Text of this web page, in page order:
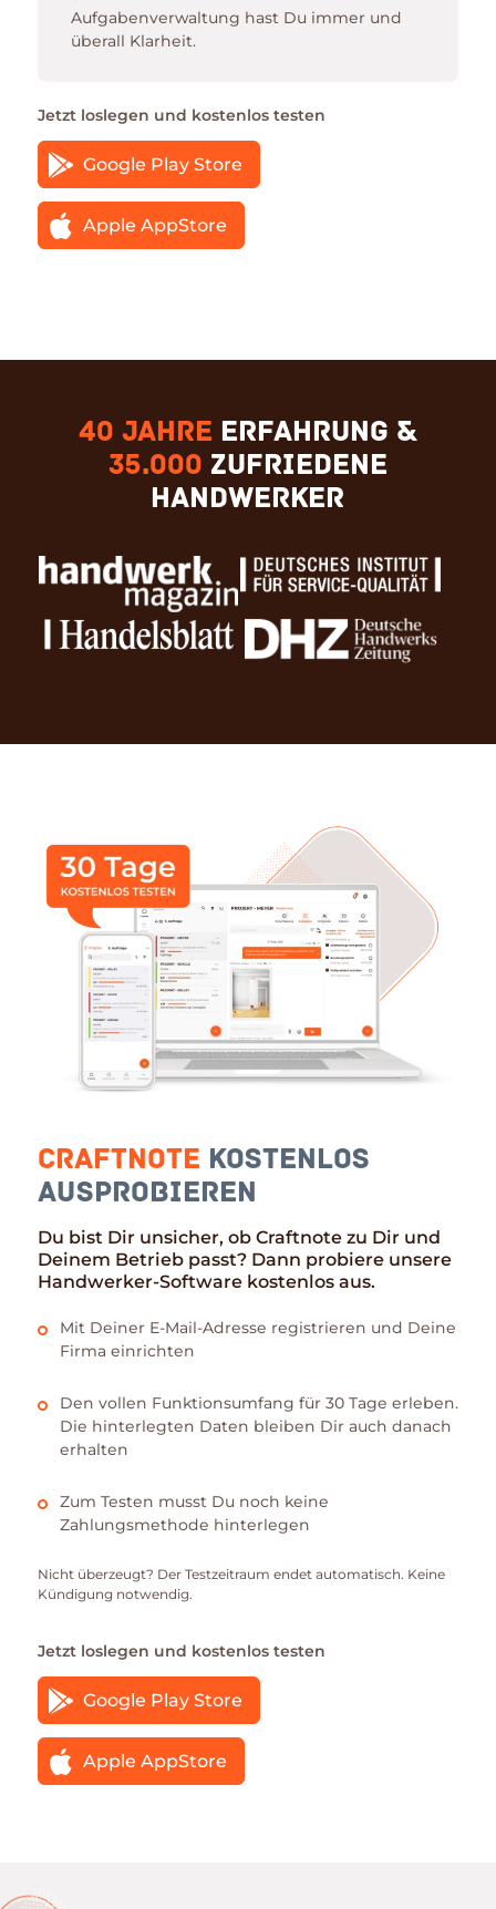
Aufgabenverwaltung hast Du immer und
überall Klarheit.
Jetzt loslegen und kostenlos testen
Google Play Store
Apple AppStore
40 Jahre Erfahrung &
35.000 zufriedene
Handwerker
Craftnote kostenlos
ausprobieren
Du bist Dir unsicher, ob Craftnote zu Dir und
Deinem Betrieb passt? Dann probiere unsere
Handwerker-Software kostenlos aus.
Mit Deiner E-Mail-Adresse registrieren und Deine
Firma einrichten
Den vollen Funktionsumfang für 30 Tage erleben.
Die hinterlegten Daten bleiben Dir auch danach
erhalten
Zum Testen musst Du noch keine
Zahlungsmethode hinterlegen
Nicht überzeugt? Der Testzeitraum endet automatisch. Keine
Kündigung notwendig.
Jetzt loslegen und kostenlos testen
Google Play Store
Apple AppStore